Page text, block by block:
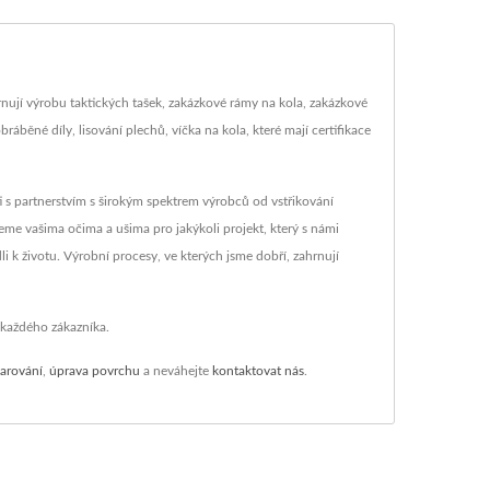
výrobu taktických tašek, zakázkové rámy na kola, zakázkové
díly, lisování plechů, víčka na kola, které mají certifikace
partnerstvím s širokým spektrem výrobců od vstřikování
vašima očima a ušima pro jakýkoli projekt, který s námi
k životu. Výrobní procesy, ve kterých jsme dobří, zahrnují
zákazníka.
úprava povrchu a neváhejte kontaktovat nás